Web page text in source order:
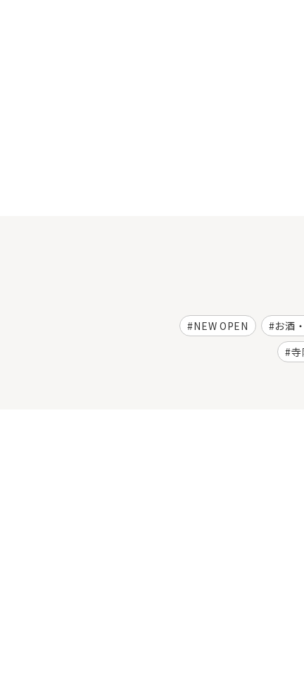
NEW OPEN お酒
寺